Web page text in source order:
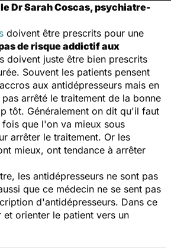
Dr Sarah Coscas, psychiatre-
doivent être prescrits pour une
de risque addictif aux
doivent juste être bien prescrits
Souvent les patients pensent
aux antidépresseurs mais en
arrêté le traitement de la bonne
tôt. Généralement on dit qu'il faut
que l'on va mieux sous
arrêter le traitement. Or les
mieux, ont tendance à arrêter
les antidépresseurs ne sont pas
que ce médecin ne se sent pas
d'antidépresseurs. Dans ce
orienter le patient vers un